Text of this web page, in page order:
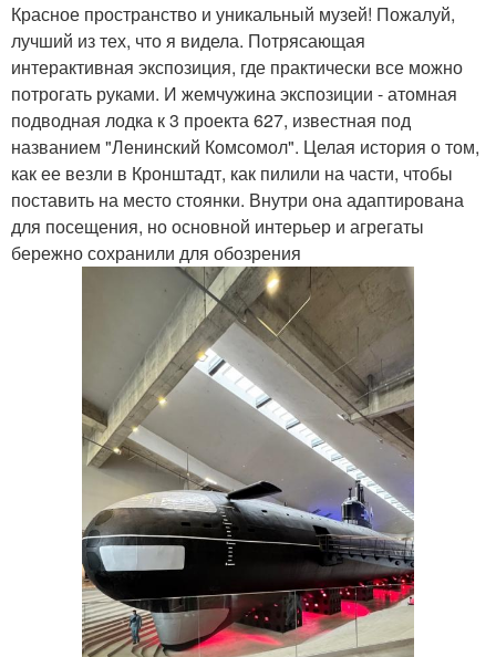
Красное пространство и уникальный музей! Пожалуй,
лучший из тех, что я видела. Потрясающая
интерактивная экспозиция, где практически все можно
потрогать руками. И жемчужина экспозиции - атомная
подводная лодка к 3 проекта 627, известная под
названием "Ленинский Комсомол". Целая история о том,
как ее везли в Кронштадт, как пилили на части, чтобы
поставить на место стоянки. Внутри она адаптирована
для посещения, но основной интерьер и агрегаты
бережно сохранили для обозрения